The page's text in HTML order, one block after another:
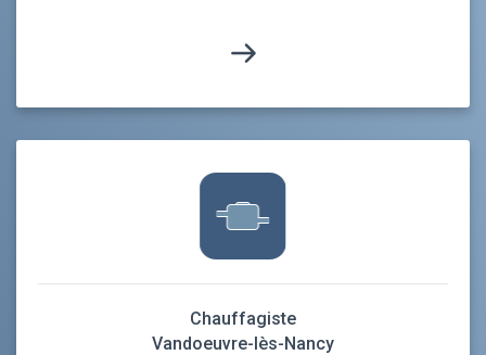
Chauffagiste
Vandoeuvre-lès-Nancy